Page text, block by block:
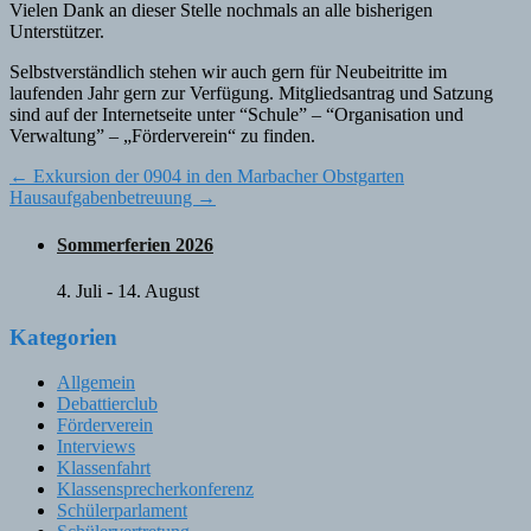
Vielen Dank an dieser Stelle nochmals an alle bisherigen
Unterstützer.
Selbstverständlich stehen wir auch gern für Neubeitritte im
laufenden Jahr gern zur Verfügung. Mitgliedsantrag und Satzung
sind auf der Internetseite unter “Schule” – “Organisation und
Verwaltung” – „Förderverein“ zu finden.
Post
navigation
← Exkursion der 0904 in den Marbacher Obstgarten
Hausaufgabenbetreuung →
Sommerferien 2026
4. Juli - 14. August
Kategorien
Allgemein
Debattierclub
Förderverein
Interviews
Klassenfahrt
Klassensprecherkonferenz
Schülerparlament